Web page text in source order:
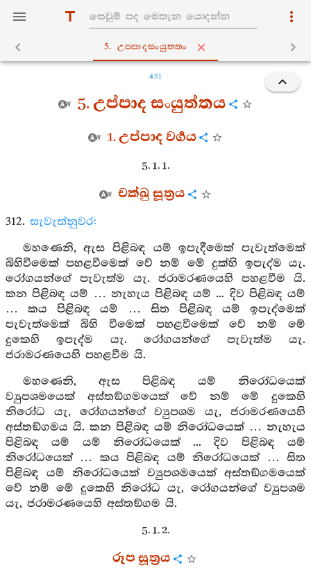
5. උප‍්පාදසංයුත‍්තං
451
5. උප්පාද සංයුත්තය
1. උප්පාද වර්‍ගය
5. 1. 1.
චක්ඛු සූත්‍රය
312. සැවැත්නුවර:
මහණෙනි, ඇස පිළිබඳ යම් ඉපැදීමෙක් පැවැත්මෙක්
බිහිවීමෙක් පහළවීමෙක් වේ නම් මේ දුක්හි ඉපැද්ම යැ.
රෝගයන්ගේ පැවැත්ම යැ. ජරාමරණයෙහි පහළවීම යි.
කන පිළිබඳ යම් … නැහැය පිළිබඳ යම් ... දිව පිළිබඳ යම්
… කය පිළිබඳ යම් … සිත පිළිබඳ යම් ඉපැද්මෙක්
පැවැත්මෙක් බිහි වීමෙක් පහළවීමෙක් වේ නම් මේ
දුකෙහි ඉපැද්ම යැ. රෝගයන්ගේ පැවැත්ම යැ.
ජරාමරණයෙහි පහළවීම යි.
මහණෙනි, ඇස පිළිබඳ යම් නිරෝධයෙක්
ව්‍යුපශමයෙක් අස්තඞ්ගමයෙක් වේ නම් මේ දුකෙහි
නිරෝධ යැ, රෝගයන්ගේ ව්‍යුපශම යැ, ජරාමරණයෙහි
අස්තඞ්ගමය යි. කන පිළිබඳ යම් නිරෝධයෙක් … නැහැය
පිළිබඳ යම් යම් නිරෝධයෙක් ... දිව පිළිබඳ යම්
නිරෝධයෙක් … කය පිළිබඳ යම් නිරෝධයෙක් … සිත
පිළිබඳ යම් නිරෝධයෙක් ව්‍යුපශමයෙක් අස්තඞ්ගමයෙක්
වේ නම් මේ දුකෙහි නිරෝධ යැ, රෝගයන්ගේ ව්‍යුපශම
යැ, ජරාමරණයෙහි අස්තඞ්ගම යි.
5. 1. 2.
රූප සූත්‍රය